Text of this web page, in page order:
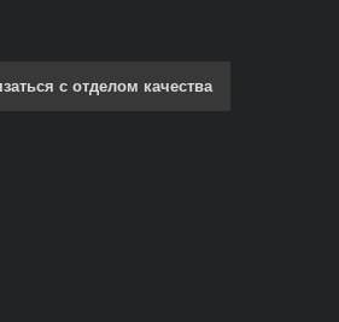
с отделом качества